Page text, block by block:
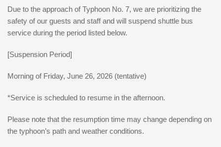
Due to the approach of Typhoon No. 7, we are prioritizing the
safety of our guests and staff and will suspend shuttle bus
service during the period listed below.
[Suspension Period]
Morning of Friday, June 26, 2026 (tentative)
*Service is scheduled to resume in the afternoon.
Please note that the resumption time may change depending on
the typhoon’s path and weather conditions.